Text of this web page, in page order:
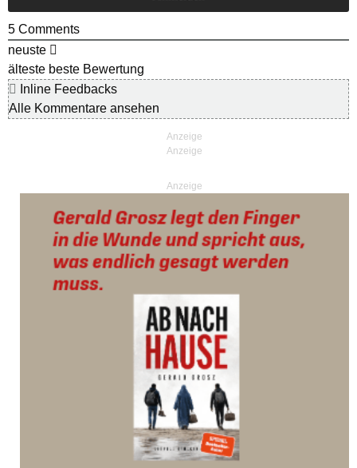
5 Comments
neuste
älteste beste Bewertung
Inline Feedbacks
Alle Kommentare ansehen
Anzeige